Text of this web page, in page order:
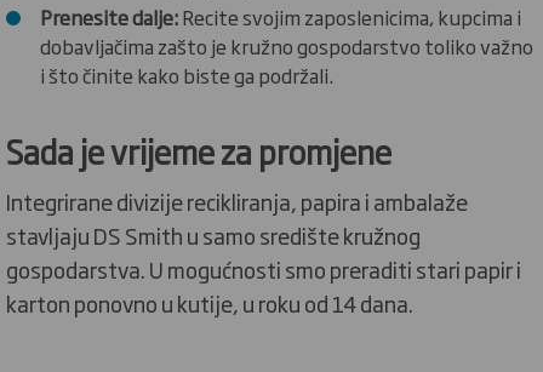
Prenesite dalje:Recite svojim zaposlenicima, kupcima i
dobavljačima zašto je kružno gospodarstvo toliko važno
i što činite kako biste ga podržali.
Sada je vrijeme za promjene
Integrirane divizije recikliranja, papira i ambalaže
stavljaju DS Smith u samo središte kružnog
gospodarstva. U mogućnosti smo preraditi stari papir i
karton ponovno u kutije, u roku od 14 dana.